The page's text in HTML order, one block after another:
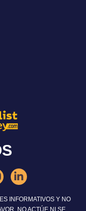
INFORMATIVOS Y NO
NO ACTÚE NI SE